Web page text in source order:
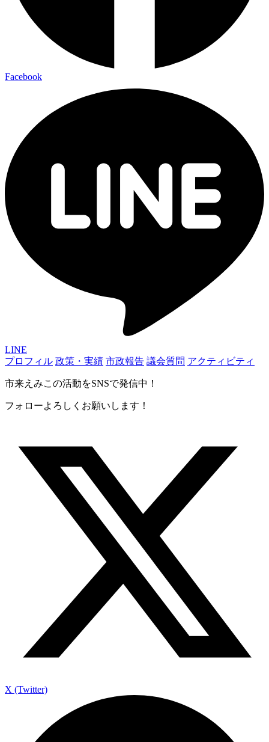
Facebook
LINE
プロフィル 政策・実績 市政報告 議会質問 アクティビティ
市来えみこの活動をSNSで発信中！
フォローよろしくお願いします！
X (Twitter)